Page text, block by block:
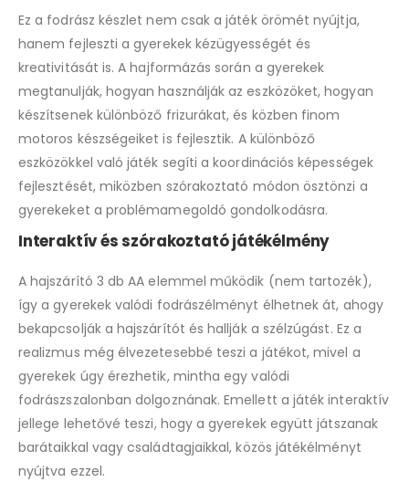
Ez a fodrász készlet nem csak a játék örömét nyújtja,
hanem fejleszti a gyerekek kézügyességét és
kreativitását is. A hajformázás során a gyerekek
megtanulják, hogyan használják az eszközöket, hogyan
készítsenek különböző frizurákat, és közben finom
motoros készségeiket is fejlesztik. A különböző
eszközökkel való játék segíti a koordinációs képességek
fejlesztését, miközben szórakoztató módon ösztönzi a
gyerekeket a problémamegoldó gondolkodásra.
Interaktív és szórakoztató játékélmény
A hajszárító 3 db AA elemmel működik (nem tartozék),
így a gyerekek valódi fodrászélményt élhetnek át, ahogy
bekapcsolják a hajszárítót és hallják a szélzúgást. Ez a
realizmus még élvezetesebbé teszi a játékot, mivel a
gyerekek úgy érezhetik, mintha egy valódi
fodrászszalonban dolgoznának. Emellett a játék interaktív
jellege lehetővé teszi, hogy a gyerekek együtt játszanak
barátaikkal vagy családtagjaikkal, közös játékélményt
nyújtva ezzel.